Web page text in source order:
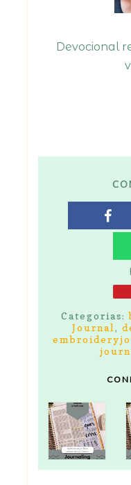
Devocional
Categorias:
Journal ,